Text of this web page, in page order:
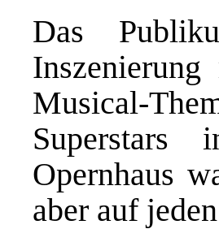
Das
Musical-
Superstars
Opernhaus
aber auf